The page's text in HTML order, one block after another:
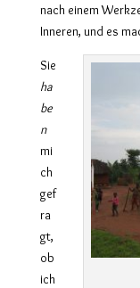
nach einem
Inneren, und es
Sie
ha
be
n
mi
ch
gef
ra
gt,
ob
ich